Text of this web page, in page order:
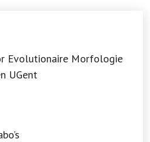
Evolutionaire Morfologie
UGent